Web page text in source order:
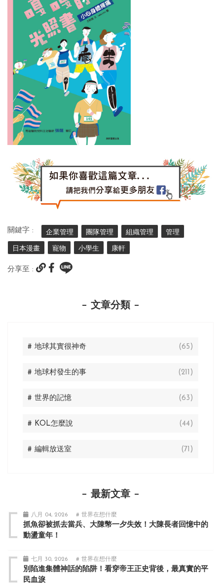
關鍵字 : 企業管理 團隊管理 組織管理 管理
日本漫畫 寵物 小學生 康軒
分享至 :
文章分類
# 地球其實很神奇 (65)
# 地球村發生的事 (211)
# 世界的記憶 (63)
# KOL怎麼說 (44)
# 編輯放送室 (71)
最新文章
八月 04, 2026 # 世界在想什麼
抓魚卻被抓去當兵、大陳幣一夕失效！大陳長者回憶中的
動盪童年！
七月 30, 2026 # 世界在想什麼
別陷進集體神話的陷阱！看穿帝王正史背後，最真實的平
民血淚